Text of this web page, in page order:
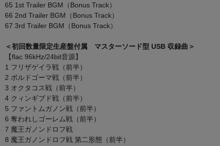
65 1st Trailer BGM（Bonus Track）
66 2nd Trailer BGM（Bonus Track）
67 3rd Trailer BGM（Bonus Track）
＜初回数量限定生産盤付属 マスターソード型 USB 収録曲＞
【flac 96kHz/24bit音源】
1 フリザゲイラ戦（前半）
2 ボルドゴーマ戦（前半）
3 オクタコス戦（前半）
4 クィンギブド戦（前半）
5 ファントムガノン戦（前半）
6 奪われしゴーレム戦（前半）
7 魔王ガノンドロフ戦
8 魔王ガノンドロフ戦 第二形態（前半）